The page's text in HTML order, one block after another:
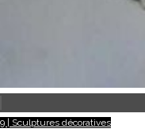
9 | Sculptures décoratives